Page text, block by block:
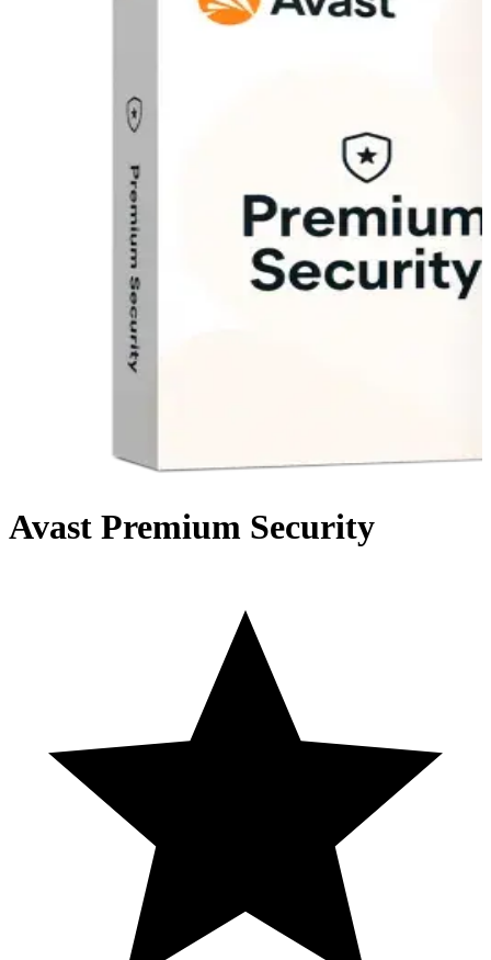
Avast Premium Security